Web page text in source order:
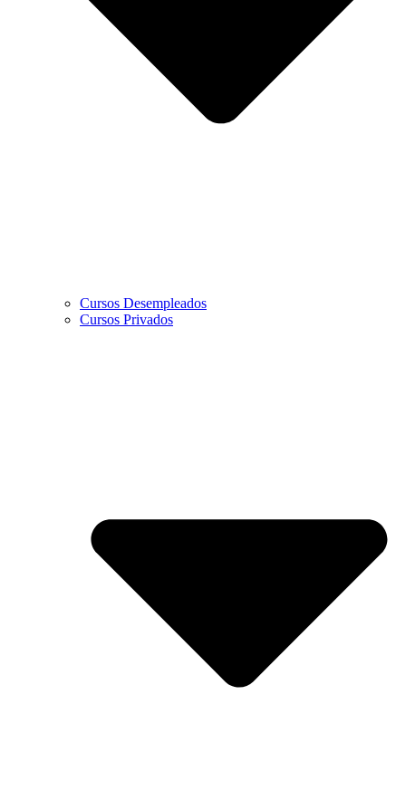
Cursos Desempleados
Cursos Privados